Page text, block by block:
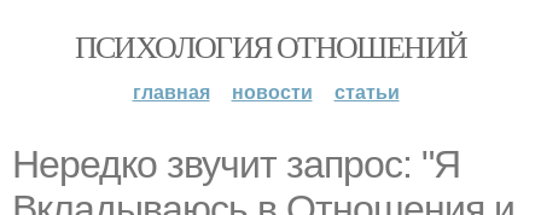
ПСИХОЛОГИЯ ОТНОШЕНИЙ
главная новости статьи
Hередко звучит запрос: "Я